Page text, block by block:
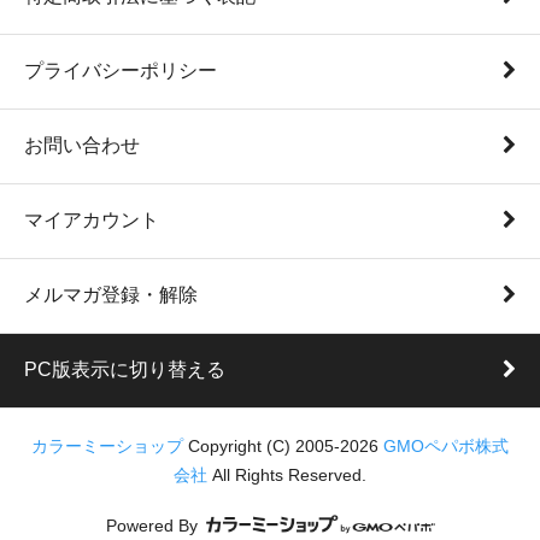
プライバシーポリシー
お問い合わせ
マイアカウント
メルマガ登録・解除
PC版表示に切り替える
カラーミーショップ Copyright (C) 2005-2026 GMOペパボ株式
会社 All Rights Reserved.
Powered By